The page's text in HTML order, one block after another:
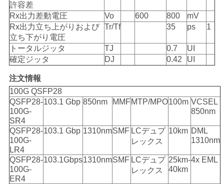
許容差
Rx出力差動電圧 Vo 600 800
mV
Rx出力立ち上がりおよび
立ち下がり電圧
Tr/Tf 35 ps 1
トータルジッタ TJ 0.7
UI
確定ジッタ
DJ 0.42 UI
注文情報
100G QSFP28
QSFP28-
100G-
SR4
103.1 Gbp 850nm MMF MTP/MPO100m VCSEL
850nm
QSFP28-
100G-
LR4
103.1 Gbp 1310nmSMF LCデュプ
レックス
10km DML
1310nm
QSFP28-
100G-
ER4
103.1Gbps1310nmSMF LCデュプ
レックス
25km-
40km
4x EML